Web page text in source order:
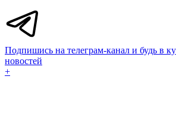
Подпишись на телеграм-канал и будь в
новостей
+